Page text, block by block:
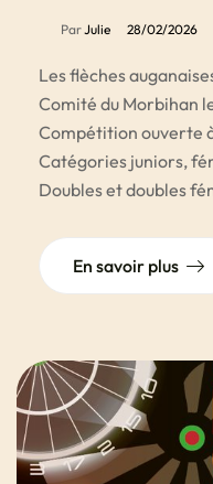
ParJulie 28/02/2026
Les flèches
Comité du Morbihan
Compétition ouverte
Catégories juniors,
Doubles et doubles
En savoir plus